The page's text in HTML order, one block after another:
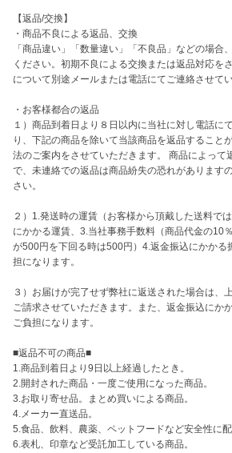
【返品/交換】
・商品不良による返品、交換
「商品違い」「数量違い」「不良品」などの場合
ください。初期不良による交換または返品対応を
について別途メールまたは電話にてご連絡させて
・お客様都合の返品
１）商品到着日より８日以内に当社に対し電話に
り、下記の商品を除いて当該商品を返品すること
法のご案内をさせていただきます。 商品によって
で、未連絡での返品は商品紛失の恐れがあります
さい。
２）1.発送時の運賃（お客様から頂戴した送料で
にかかる運賃、3.当社事務手数料（商品代金の10
が500円を下回る時は500円）4.返金振込にかかる
担になります。
３）お届けが完了せず弊社に返送された場合は、
ご請求させていただきます。また、返金振込にか
ご負担になります。
■返品不可の商品■
1.商品到着日より9日以上経過したとき。
2.開封された商品・一度ご使用になった商品。
3.お取り寄せ品。まとめ買いによる商品。
4.メーカー直送品。
5.食品、飲料、農薬、ペットフードなど安全性に配
6.表札、印章など受託加工している商品。